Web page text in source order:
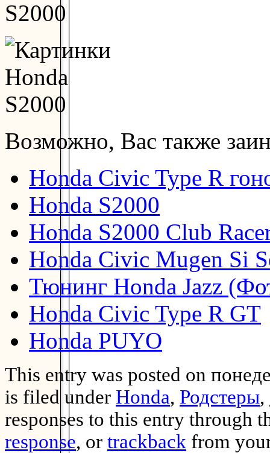
Возможно, Вас также
Honda Civic Type R
Honda S2000
Honda S2000 Club
Honda Civic Mugen Si
Тюнинг Honda Jazz
Honda Civic Type R GT
Honda PUYO
This entry was posted on
is filed under Honda, Родстеры,
responses to this entry through
response, or trackback from